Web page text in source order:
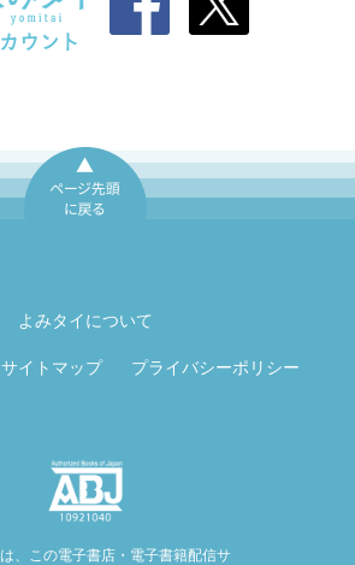
よみタイについて
サイトマップ プライバシーポリシー
、この電子書店・電子書籍配信サ